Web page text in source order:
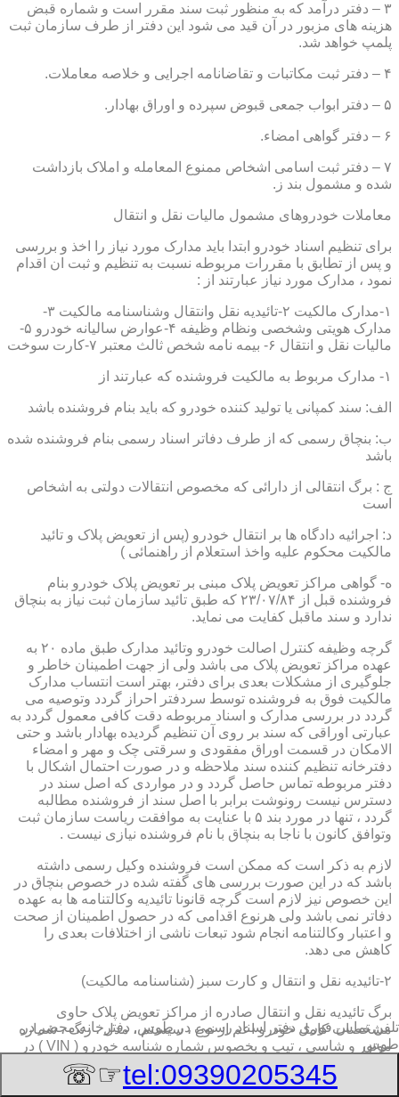
۳ – دفتر درآمد که به منظور ثبت سند مقرر است و شماره قبض
هزینه های مزبور در آن قید می شود این دفتر از طرف سازمان ثبت
پلمپ خواهد شد.
۴ – دفتر ثبت مکاتبات و تقاضانامه اجرایی و خلاصه معاملات.
۵ – دفتر ابواب جمعی قبوض سپرده و اوراق بهادار.
۶ – دفتر گواهی امضاء.
۷ – دفتر ثبت اسامی اشخاص ممنوع المعامله و املاک بازداشت
شده و مشمول بند ز.
معاملات خودروهای مشمول مالیات نقل و انتقال
برای تنظیم اسناد خودرو ابتدا باید مدارک مورد نیاز را اخذ و بررسی
و پس از تطابق با مقررات مربوطه نسبت به تنظیم و ثبت ان اقدام
نمود ، مدارک مورد نیاز عبارتند از :
۱-مدارک مالکیت ۲-تائیدیه نقل وانتقال وشناسنامه مالکیت ۳-
مدارک هویتی وشخصی ونظام وظیفه ۴-عوارض سالیانه خودرو ۵-
مالیات نقل و انتقال ۶- بیمه نامه شخص ثالث معتبر ۷-کارت سوخت
۱- مدارک مربوط به مالکیت فروشنده که عبارتند از
الف: سند کمپانی یا تولید کننده خودرو که باید بنام فروشنده باشد
ب: بنچاق رسمی که از طرف دفاتر اسناد رسمی بنام فروشنده شده
باشد
ج : برگ انتقالی از دارائی که مخصوص انتقالات دولتی به اشخاص
است
د: اجرائیه دادگاه ها بر انتقال خودرو (پس از تعویض پلاک و تائید
مالکیت محکوم علیه واخذ استعلام از راهنمائی )
ه- گواهی مراکز تعویض پلاک مبنی بر تعویض پلاک خودرو بنام
فروشنده قبل از ۲۳/۰۷/۸۴ که طبق تائید سازمان ثبت نیاز به بنچاق
ندارد و سند ماقبل کفایت می نماید.
گرچه وظیفه کنترل اصالت خودرو وتائید مدارک طبق ماده ۲۰ به
عهده مراکز تعویض پلاک می باشد ولی از جهت اطمینان خاطر و
جلوگیری از مشکلات بعدی برای دفتر، بهتر است انتساب مدارک
مالکیت فوق به فروشنده توسط سردفتر احراز گردد وتوصیه می
گردد در بررسی مدارک و اسناد مربوطه دقت کافی معمول گردد به
عبارتی اوراقی که سند بر روی آن تنظیم گردیده بهادار باشد و حتی
الامکان در قسمت اوراق مفقودی و سرقتی چک و مهر و امضاء
دفترخانه تنظیم کننده سند ملاحظه و در صورت احتمال اشکال با
دفتر مربوطه تماس حاصل گردد و در مواردی که اصل سند در
دسترس نیست رونوشت برابر با اصل سند از فروشنده مطالبه
گردد ، تنها در مورد بند ۵ با عنایت به موافقت ریاست سازمان ثبت
وتوافق کانون با ناجا به بنچاق با نام فروشنده نیازی نیست .
لازم به ذکر است که ممکن است فروشنده وکیل رسمی داشته
باشد که در این صورت بررسی های گفته شده در خصوص بنچاق در
این خصوص نیز لازم است گرچه قانونا تائیدیه وکالتنامه ها به عهده
دفاتر نمی باشد ولی هرنوع اقدامی که در حصول اطمینان از صحت
و اعتبار وکالتنامه انجام شود تبعات ناشی از اختلافات بعدی را
کاهش می دهد.
۲-تائیدیه نقل و انتقال و کارت سبز (شناسنامه مالکیت)
برگ تائیدیه نقل و انتقال صادره از مراکز تعویض پلاک حاوی
مشخصات کامل خودرو اعم از نوع ، سیستم ، مدل ، رنگ ، شماره
موتور و شاسی ، تیپ و بخصوس شماره شناسه خودرو ( VIN ) در
صدر صفحه و مشخصات فروشنده و خریدار اعم از مشخصات
سجلی و شماره ملی و کدپستی و آدرس و شماره انتظامی
تلفن تماس فوری دفتر اسناد رسمی در طوس, دفترخانه,محضر در
طوس
tel:09390205345
☞☏